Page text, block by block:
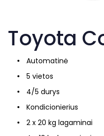
Toyota
Automatinė
5 vietos
4/5 durys
Kondicionierius
2 x 20 kg lagaminai